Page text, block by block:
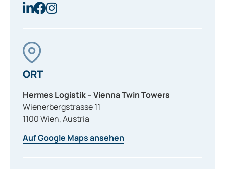
ORT
Hermes Logistik – Vienna Twin Towers
Wienerbergstrasse 11
1100Wien,Austria
Auf Google Maps ansehen